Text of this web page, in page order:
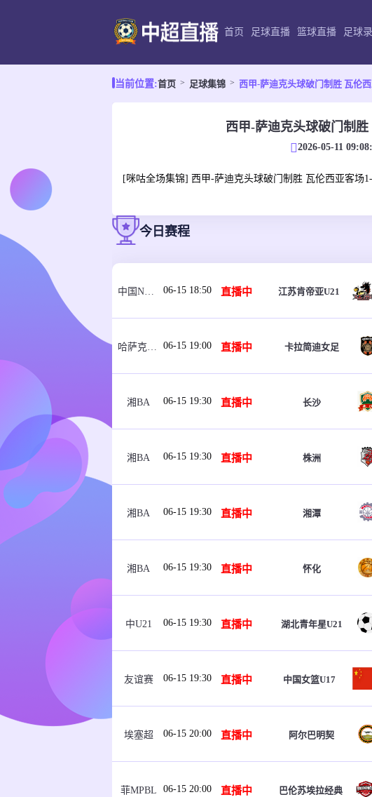
首页 足球直播 篮球直播 足球
当前位置:首页 足球集锦 西甲-萨迪克头球破门制胜 瓦伦
西甲-萨迪克头球破门制
2026-05-11
[咪咕全场集锦] 西甲-萨迪克头球破门制胜 瓦伦西亚客场
今日赛程
中国NBL U21 06-15 18:50 直播中 江苏肯帝亚U21
哈萨克女超 06-15 19:00 直播中 卡拉简迪女足
湘BA 06-15 19:30 直播中 长沙
湘BA 06-15 19:30 直播中 株洲
湘BA 06-15 19:30 直播中 湘潭
湘BA 06-15 19:30 直播中 怀化
中U21 06-15 19:30 直播中 湖北青年星U21
友谊赛 06-15 19:30 直播中 中国女篮U17
埃塞超 06-15 20:00 直播中 阿尔巴明契
菲MPBL 06-15 20:00 直播中 巴伦苏埃拉经典